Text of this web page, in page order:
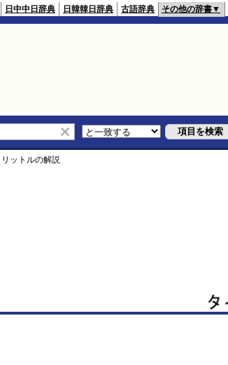
日中中日辞典 日韓韓日辞典 古語辞典 その他の辞書▼
リットルの解説